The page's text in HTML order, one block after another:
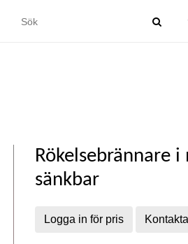
Rökelsebrännare
sänkbar
Logga in för pris